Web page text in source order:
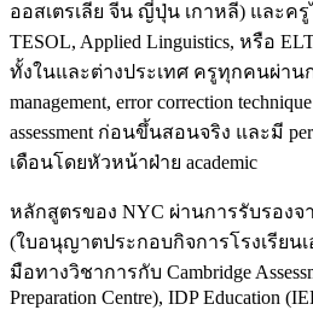
ออสเตรเลีย จีน ญี่ปุ่น เกาหลี) และค
TESOL, Applied Linguistics, หรือ
ทั้งในและต่างประเทศ ครูทุกคนผ่านก
management, error correction
assessment ก่อนขึ้นสอนจริง และมี
เดือนโดยหัวหน้าฝ่าย academic
หลักสูตรของ NYC ผ่านการรับรองจ
(ใบอนุญาตประกอบกิจการโรงเรียน
มือทางวิชาการกับ Cambridge
Preparation Centre), IDP Education